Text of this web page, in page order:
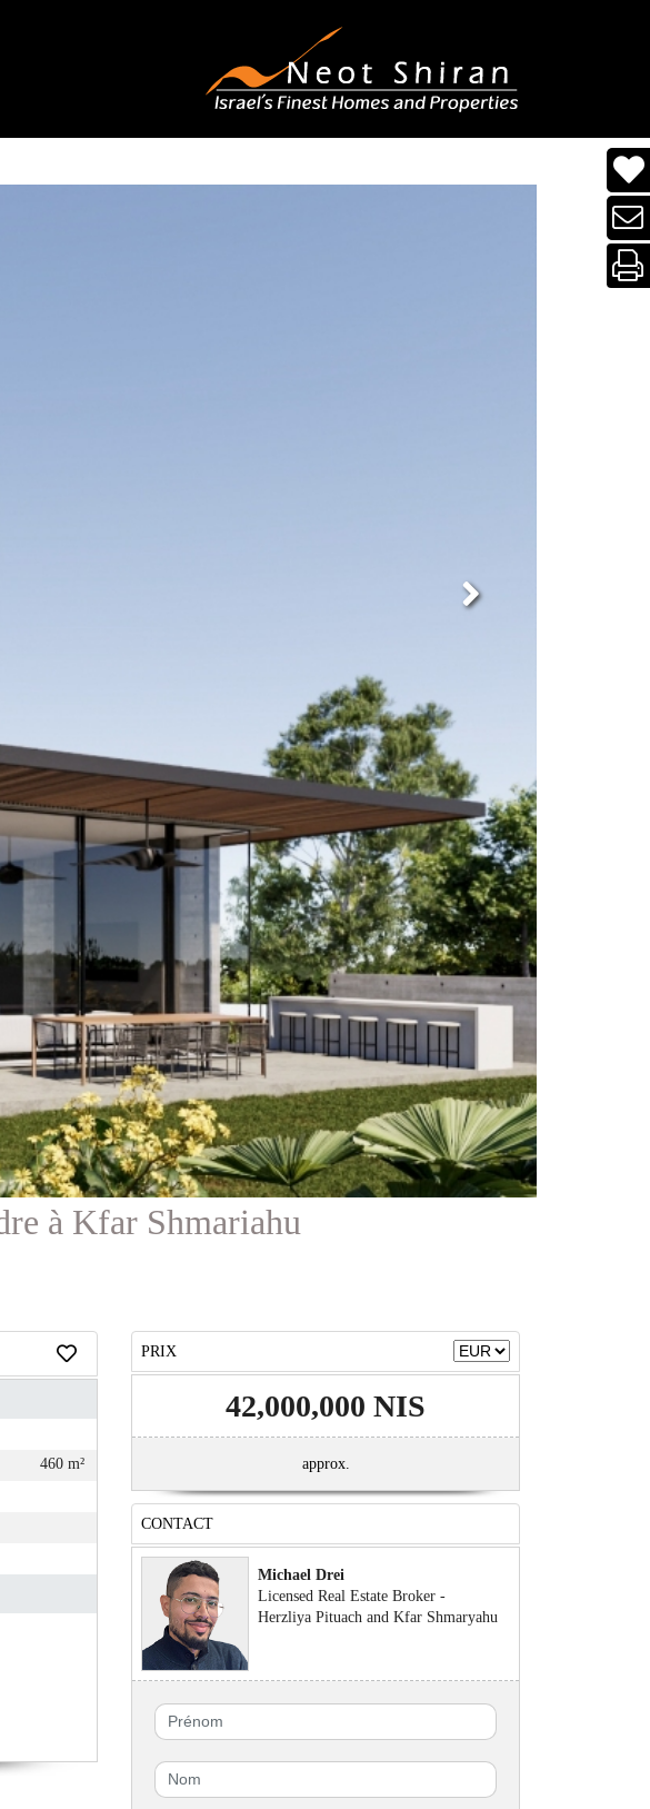
à Kfar Shmariahu
460 m²
PRIX
42,000,000 NIS
approx.
CONTACT
Michael Drei
Licensed Real Estate Broker -
Herzliya Pituach and Kfar Shmaryahu